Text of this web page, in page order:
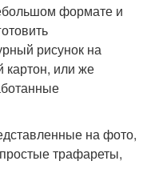
формате и
рисунок на
картон, или же
на фото,
трафареты,